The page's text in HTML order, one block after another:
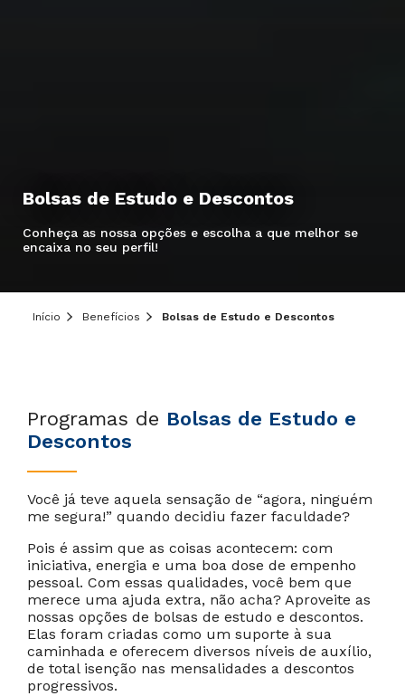
Bolsas de Estudo e Descontos
Conheça as nossa opções e escolha a que melhor se
encaixa no seu perfil!
Início Benefícios Bolsas de Estudo e Descontos
Programas de Bolsas de Estudo e
Descontos
Você já teve aquela sensação de “agora, ninguém
me segura!” quando decidiu fazer faculdade?
Pois é assim que as coisas acontecem: com
iniciativa, energia e uma boa dose de empenho
pessoal. Com essas qualidades, você bem que
merece uma ajuda extra, não acha? Aproveite as
nossas opções de bolsas de estudo e descontos.
Elas foram criadas como um suporte à sua
caminhada e oferecem diversos níveis de auxílio,
de total isenção nas mensalidades a descontos
progressivos.
Hei, você ainda tem dúvidas?
Precisa de mais informações sobre o curso,
Deixe aqui o seu contato que um de nossos
consultores irá te ajudar!